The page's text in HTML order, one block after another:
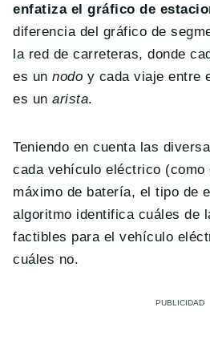
enfatiza el gráfico de
diferencia del gráfico de
la red de carreteras, donde
es unnodo y cada viaje entre
es unarista.
Teniendo en cuenta las
cada vehículo eléctrico (como
máximo de batería, el tipo de
algoritmo identifica cuáles de
factibles para el vehículo
cuáles no.